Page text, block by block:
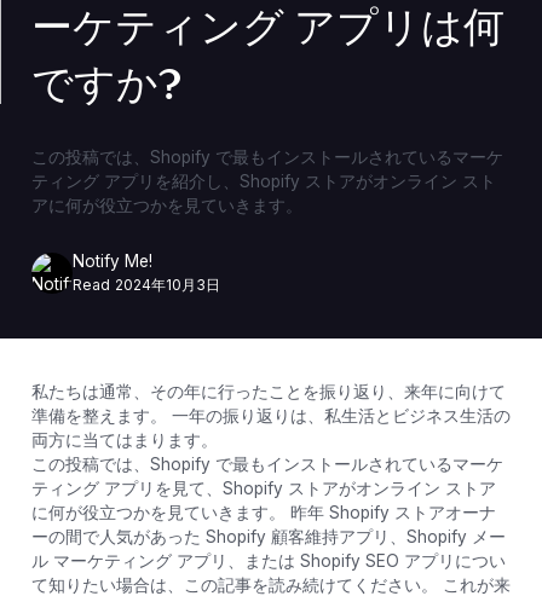
ーケティング アプリは何
ですか?
この投稿では、Shopify で最もインストールされているマーケ
ティング アプリを紹介し、Shopify ストアがオンライン スト
アに何が役立つかを見ていきます。
Notify Me!
Read 2024年10月3日
私たちは通常、その年に行ったことを振り返り、来年に向けて
準備を整えます。 一年の振り返りは、私生活とビジネス生活の
両方に当てはまります。
この投稿では、Shopify で最もインストールされているマーケ
ティング アプリを見て、Shopify ストアがオンライン ストア
に何が役立つかを見ていきます。 昨年 Shopify ストアオーナ
ーの間で人気があった Shopify 顧客維持アプリ、Shopify メー
ル マーケティング アプリ、または Shopify SEO アプリについ
て知りたい場合は、この記事を読み続けてください。 これが来